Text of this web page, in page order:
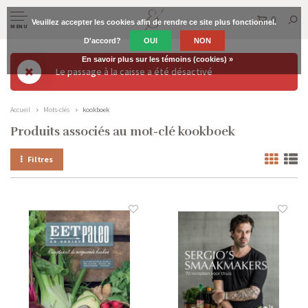
MENU
0
Le passage à la caisse a été désactivé
Accueil Mots-clés kookboek
Produits associés au mot-clé kookboek
Filtres
Veuillez accepter les cookies afin de rendre ce site plus fonctionnel.
D'accord? OUI NON
En savoir plus sur les témoins (cookies) »